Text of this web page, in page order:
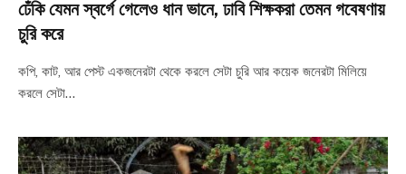
ঢেঁকি যেমন স্বর্গে গেলেও ধান ভানে, ঢাবি শিক্ষকরা তেমন গবেষণায়
চুরি করে
কপি, কাট, আর পেস্ট একজনেরটা থেকে করলে সেটা চুরি আর কয়েক জনেরটা মিলিয়ে
করলে সেটা…